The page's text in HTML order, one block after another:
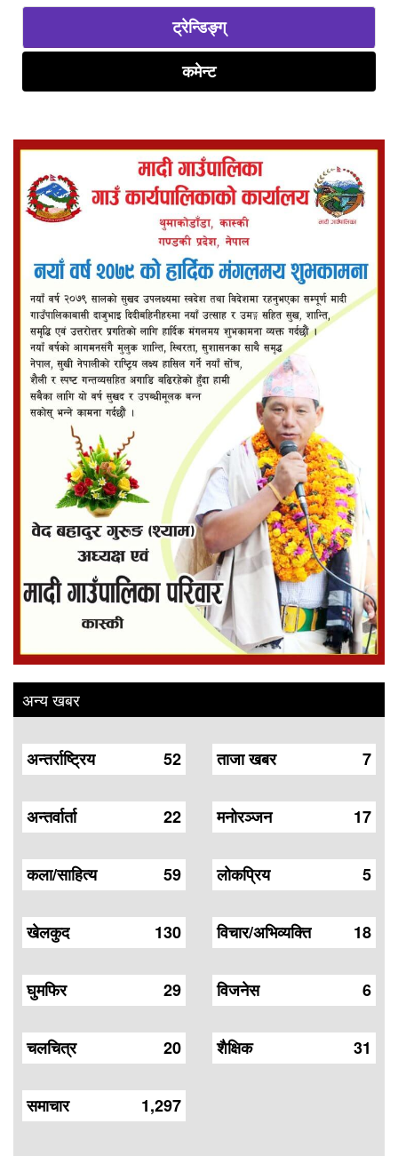
ट्रेन्डिङ्ग्
कमेन्ट
अन्य खबर
52
अन्तर्राष्ट्रिय
22
अन्तर्वार्ता
59
कला/साहित्य
130
खेलकुद
29
घुमफिर
20
चलचित्र
7
ताजा खबर
17
मनोरञ्जन
5
लोकप्रिय
18
विचार/अभिव्यक्ति
6
विजनेस
31
शैक्षिक
1,297
समाचार